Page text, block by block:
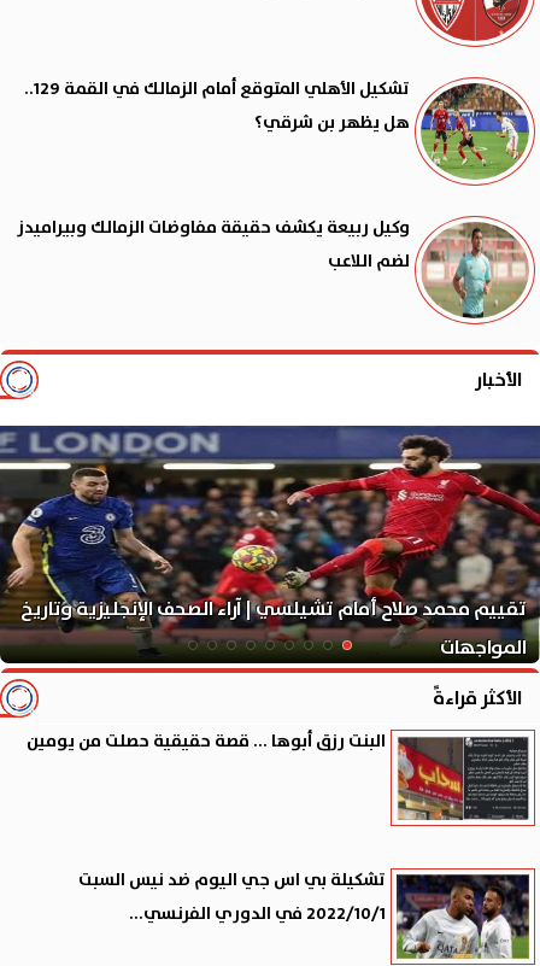
تشكيل الأهلي المتوقع أمام الزمالك في القمة 129..
هل يظهر بن شرقي؟
وكيل ربيعة يكشف حقيقة مفاوضات الزمالك وبيراميدز
لضم اللاعب
الأخبار
تقييم محمد صلاح أمام تشيلسي | آراء الصحف الإنجليزية وتاريخ
المواجهات
الأكثر قراءةً
البنت رزق أبوها ... قصة حقيقية حصلت من يومين
تشكيلة بي اس جي اليوم ضد نيس السبت
2022/10/1 في الدوري الفرنسي...